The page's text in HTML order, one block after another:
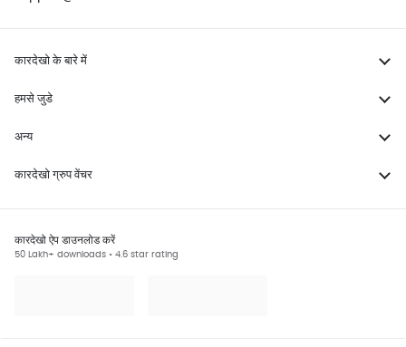
कारदेखो के बारे में
हमसे जुडे
अन्य
कारदेखो ग्रुप वेंचर
कारदेखो ऐप डाउनलोड करें
50 Lakh+ downloads • 4.6 star rating